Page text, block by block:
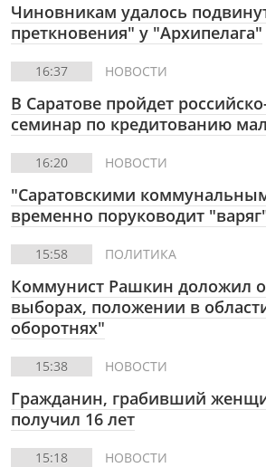
Чиновникам удалось
преткновения" у "Архипелага"
16:37 НОВОСТИ
В Саратове пройдет
семинар по кредитованию
16:20 НОВОСТИ
"Саратовскими
временно поруководит
15:58 ПОЛИТИКА
Коммунист Рашкин доложил о
выборах, положении в
оборотнях"
15:38 НОВОСТИ
Гражданин, грабивший
получил 16 лет
15:18 НОВОСТИ